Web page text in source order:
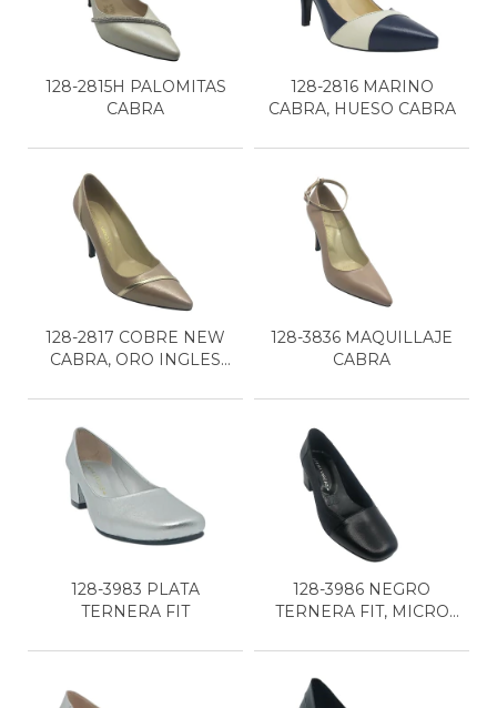
128-2815H PALOMITAS
CABRA
128-2816 MARINO
CABRA, HUESO CABRA
128-2817 COBRE NEW
CABRA, ORO INGLES
128-3836 MAQUILLAJE
CABRA
128-3983 PLATA
TERNERA FIT
128-3986 NEGRO
TERNERA FIT, MICRO